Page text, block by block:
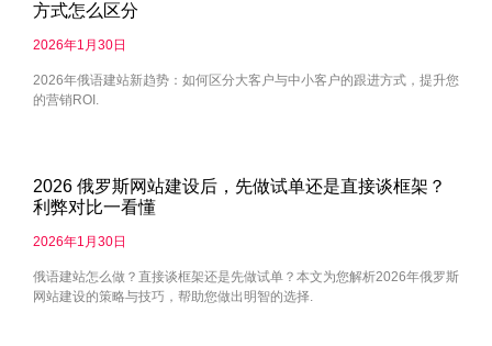
方式怎么区分
2026年1月30日
2026年俄语建站新趋势：如何区分大客户与中小客户的跟进方式，提升您
的营销ROI.
2026 俄罗斯网站建设后，先做试单还是直接谈框架？
利弊对比一看懂
2026年1月30日
俄语建站怎么做？直接谈框架还是先做试单？本文为您解析2026年俄罗斯
网站建设的策略与技巧，帮助您做出明智的选择.